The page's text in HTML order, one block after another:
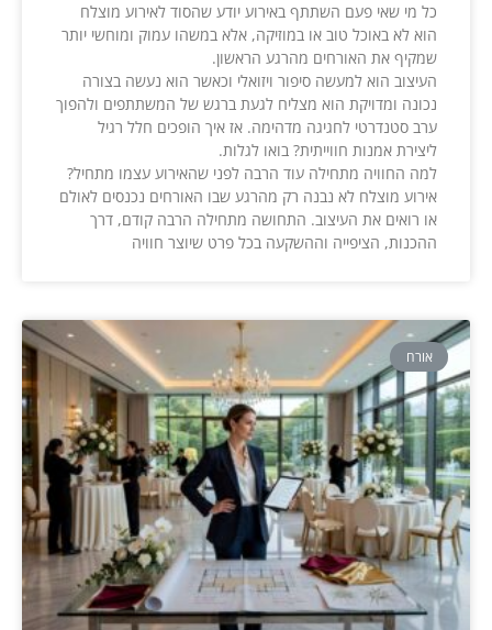
כל מי שאי פעם השתתף באירוע יודע שהסוד לאירוע מוצלח
הוא לא באוכל טוב או במוזיקה, אלא במשהו עמוק ומוחשי יותר
שמקיף את האורחים מהרגע הראשון.
העיצוב הוא למעשה סיפור ויזואלי וכאשר הוא נעשה בצורה
נכונה ומדויקת הוא מצליח לגעת ברגש של המשתתפים ולהפוך
ערב סטנדרטי לחגיגה מדהימה. אז איך הופכים חלל רגיל
ליצירת אמנות חווייתית? בואו לגלות.
למה החוויה מתחילה עוד הרבה לפני שהאירוע עצמו מתחיל?
אירוע מוצלח לא נבנה רק מהרגע שבו האורחים נכנסים לאולם
או רואים את העיצוב. התחושה מתחילה הרבה קודם, דרך
ההכנות, הציפייה וההשקעה בכל פרט שיוצר חוויה
אורח